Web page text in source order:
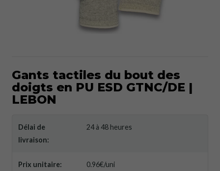
Gants tactiles du bout des
doigts en PU ESD GTNC/DE |
LEBON
Délai de
livraison:
24 à 48 heures
Prix ​​unitaire: 0.96€/uni